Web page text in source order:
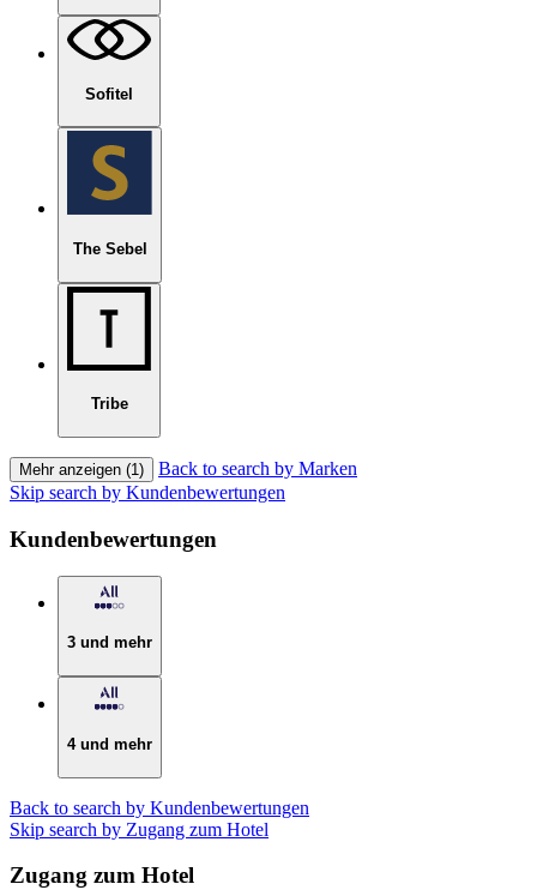
Sofitel
The Sebel
Tribe
Mehr anzeigen (1)
Back to search by Marken
Skip search by Kundenbewertungen
Kundenbewertungen
3 und mehr
4 und mehr
Back to search by Kundenbewertungen
Skip search by Zugang zum Hotel
Zugang zum Hotel